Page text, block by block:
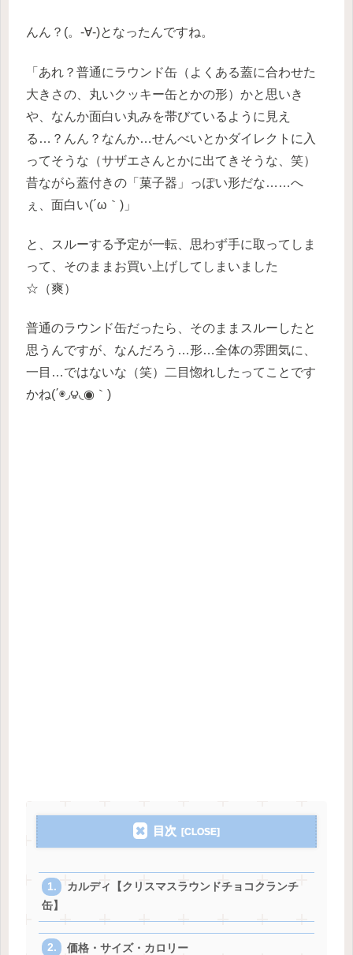
んん？(。-∀-)となったんですね。
「あれ？普通にラウンド缶（よくある蓋に合わせた
大きさの、丸いクッキー缶とかの形）かと思いき
や、なんか面白い丸みを帯びているように見え
る…？んん？なんか…せんべいとかダイレクトに入
ってそうな（サザエさんとかに出てきそうな、笑）
昔ながら蓋付きの「菓子器」っぽい形だな……へ
ぇ、面白い(´ω｀)」
と、スルーする予定が一転、思わず手に取ってしま
って、そのままお買い上げしてしまいました
☆（爽）
普通のラウンド缶だったら、そのままスルーしたと
思うんですが、なんだろう…形…全体の雰囲気に、
一目…ではないな（笑）二目惚れしたってことです
かね(΄◉◞౪◟◉｀)
目次
カルディ【クリスマスラウンドチョコクランチ
缶】
価格・サイズ・カロリー